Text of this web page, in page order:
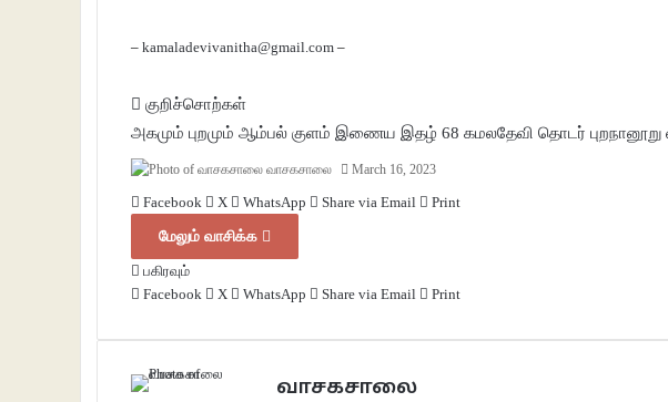
– kamaladevivanitha@gmail.com –
குறிச்சொற்கள்
அகமும் புறமும் ஆம்பல் குளம் இணைய இதழ் 68 கமலதேவி தொடர் புறநானூறு
வாசகசாலை March 16, 2023
Facebook X WhatsApp Share via Email Print
மேலும் வாசிக்க
பகிரவும்
Facebook
X WhatsApp Share via Email Print
வாசகசாலை